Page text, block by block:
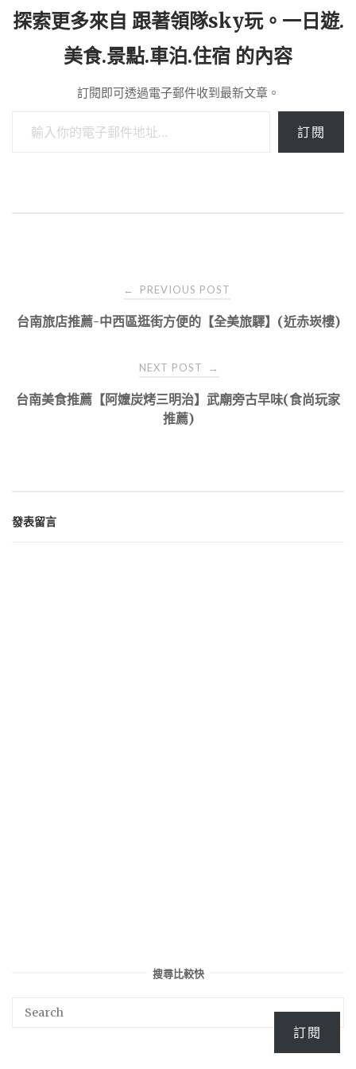
探索更多來自 跟著領隊sky玩。一日遊.
美食.景點.車泊.住宿 的內容
訂閱即可透過電子郵件收到最新文章。
訂閱
navigation
← PREVIOUS POST
台南旅店推薦-中西區逛街方便的【全美旅驛】(近赤崁樓)
NEXT POST →
台南美食推薦【阿嬤炭烤三明治】武廟旁古早味(食尚玩家
推薦)
發表留言
搜尋比較快
訂閱